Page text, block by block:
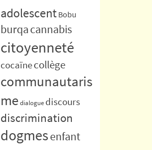
adolescent Bobu
burqacannabis
citoyenneté
cocaïnecollège
communautaris
medialogue discours
discrimination
dogmesenfant